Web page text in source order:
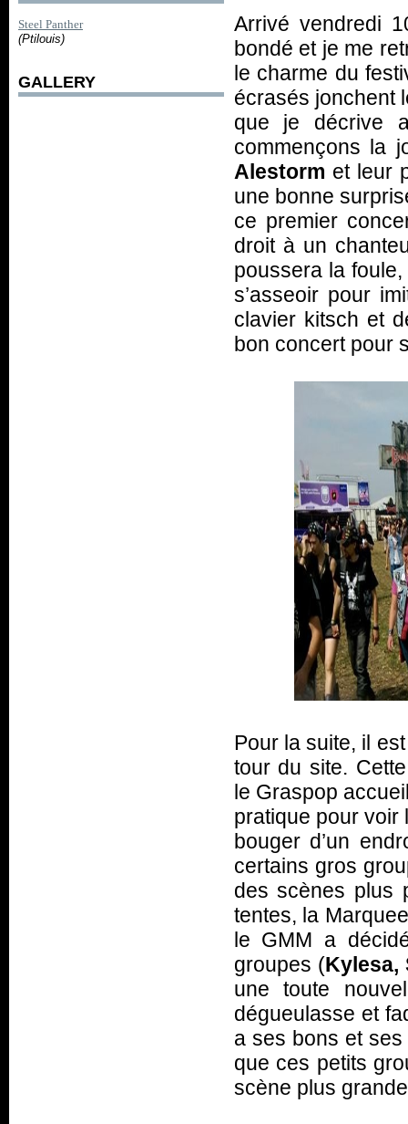
Steel Panther
(Ptilouis)
GALLERY
Arrivé vendredi
bondé et je me
le charme du
écrasés jonchent
que je décrive
commençons la
Alestorm et leur
une bonne
ce premier
droit à un
poussera la
s’asseoir pour
clavier kitsch et
bon concert pour
Pour la suite, il
tour du site.
le Graspop
pratique pour voir
bouger d’un
certains gros
des scènes plus
tentes, la
le GMM a
groupes (Kylesa,
une toute
dégueulasse et
a ses bons et
que ces petits
scène plus